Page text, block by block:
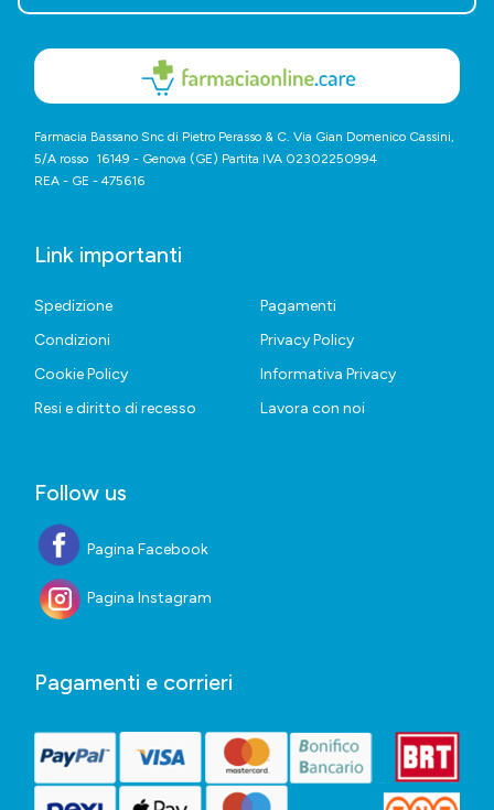
Farmacia Bassano Snc di Pietro Perasso & C. Via Gian Domenico Cassini,
5/A rosso 16149 - Genova (GE) Partita IVA 02302250994
REA - GE - 475616
Link importanti
Spedizione
Pagamenti
Condizioni
Privacy Policy
Cookie Policy
Informativa Privacy
Resi e diritto di recesso
Lavora con noi
Follow us
Pagina Facebook
Pagina Instagram
Pagamenti e corrieri